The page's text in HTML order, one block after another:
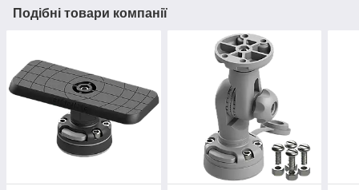
Подібні товари компанії